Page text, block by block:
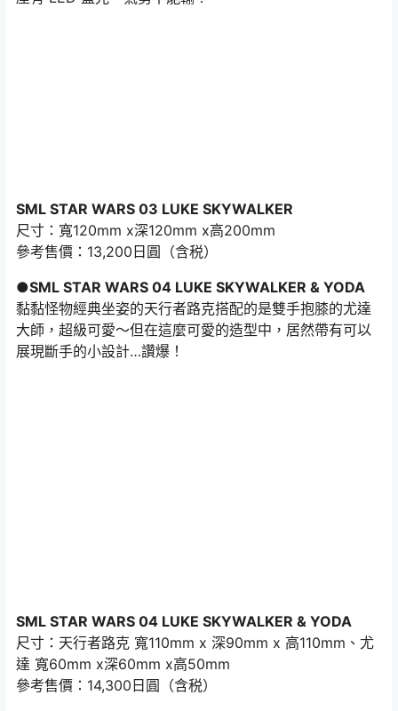
SML STAR WARS 03 LUKE SKYWALKER
尺寸：寬120mm x深120mm x高200mm
參考售價：13,200日圓（含税）
●SML STAR WARS 04 LUKE SKYWALKER & YODA
黏黏怪物經典坐姿的天行者路克搭配的是雙手抱膝的尤達
大師，超級可愛～但在這麼可愛的造型中，居然帶有可以
展現斷手的小設計…讚爆！
SML STAR WARS 04 LUKE SKYWALKER & YODA
尺寸：天行者路克 寬110mm x 深90mm x 高110mm、尤
達 寬60mm x深60mm x高50mm
參考售價：14,300日圓（含税）